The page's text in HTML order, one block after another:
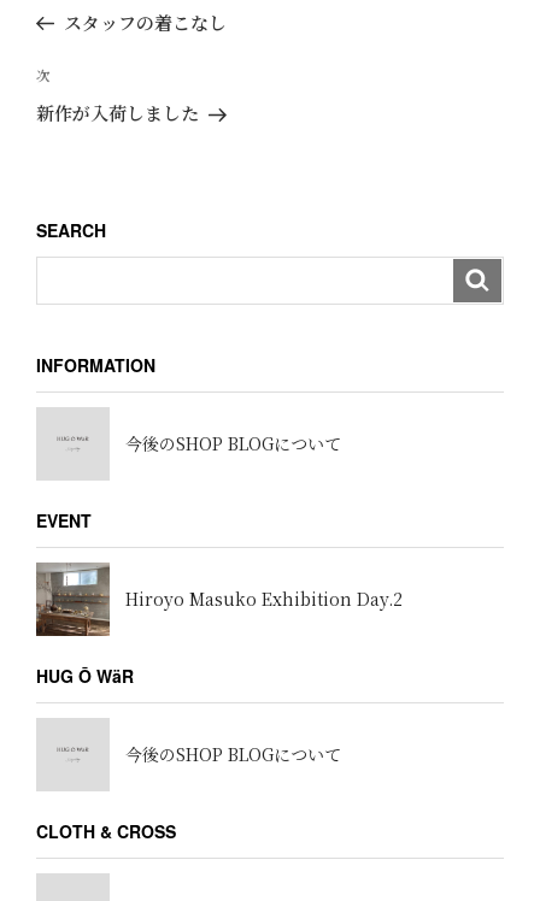
ナ
ビ
ゲ
ン
去
投
稿
スタッフの着こなし
次
の
次
新作が入荷しました
SEARCH
INFORMATION
今後のSHOP BLOGについて
EVENT
Hiroyo Masuko Exhibition Day.2
HUG Ō WäR
今後のSHOP BLOGについて
CLOTH & CROSS